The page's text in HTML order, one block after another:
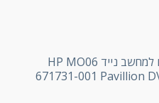
סוללה מקורית 6 תאים למחשב נייד HP MO06
671731-001 Pavillion